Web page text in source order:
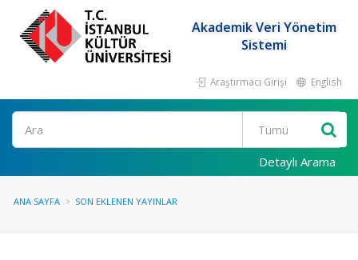
Akademik Veri Yönetim
Sistemi
Araştırmacı Girişi English
Ara
Detaylı Arama
ANA SAYFA SON EKLENEN YAYINLAR